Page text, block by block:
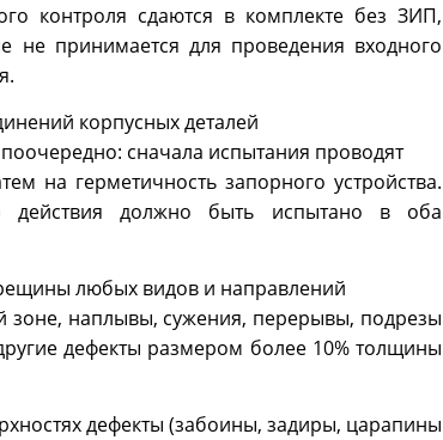
контроля сдаются в комплекте без ЗИП,
не принимается для проведения входного
корпусных деталей
сначала испытания проводят
на герметичность запорного устройства.
действия должно быть испытано в оба
любых видов и направлений
наплывы, сужения, перерывы, подрезы
дефекты размером более 10% толщины
дефекты (забоины, задиры, царапины